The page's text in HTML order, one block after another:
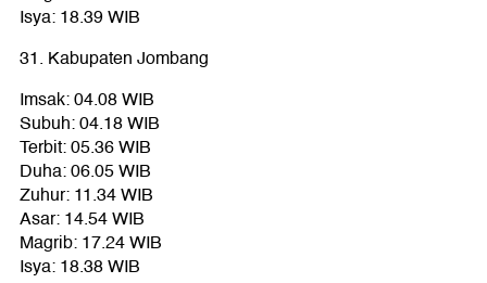
Isya: 18.39 WIB
31. Kabupaten Jombang
Imsak: 04.08 WIB
Subuh: 04.18 WIB
Terbit: 05.36 WIB
Duha: 06.05 WIB
Zuhur: 11.34 WIB
Asar: 14.54 WIB
Magrib: 17.24 WIB
Isya: 18.38 WIB